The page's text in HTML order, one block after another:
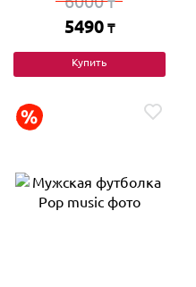
₸
5490 ₸
Купить